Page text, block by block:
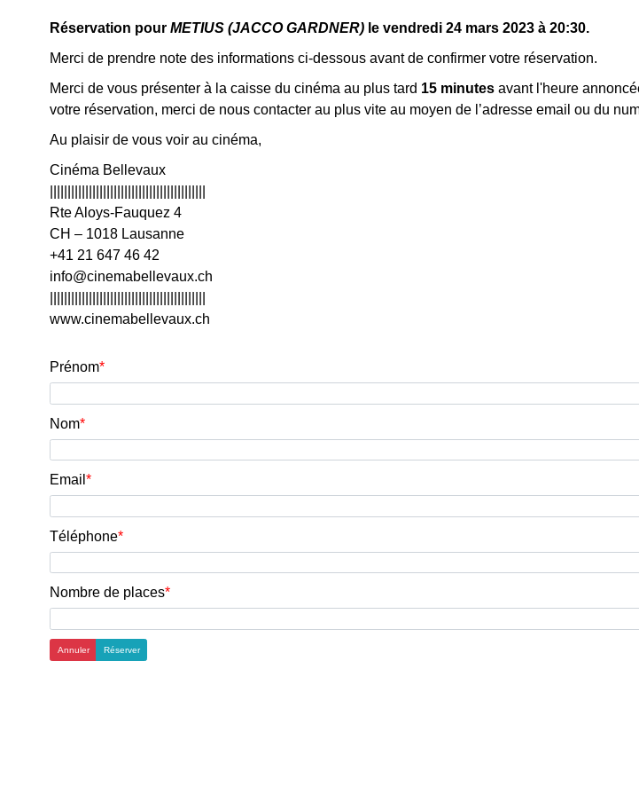
Réservation pour METIUS (JACCO GARDNER) le vendredi 24 mars 2023 à 20:30.
Merci de prendre note des informations ci-dessous avant de confirmer votre réservation.
Merci de vous présenter à la caisse du cinéma au plus tard 15 minutes avant l'heure
votre réservation, merci de nous contacter au plus vite au moyen de l’adresse email ou du
Au plaisir de vous voir au cinéma,
Cinéma Bellevaux
Rte Aloys-Fauquez 4
CH – 1018 Lausanne
+41 21 647 46 42
info@cinemabellevaux.ch
www.cinemabellevaux.ch
Prénom
Nom
Email
Téléphone
Nombre de places
Annuler Réserver